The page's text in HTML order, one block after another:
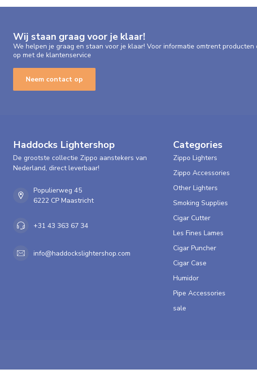
Wij staan graag voor je klaar!
We helpen je graag en staan voor je klaar! Voor informatie omtrent
op met de klantenservice
Neem contact op
Haddocks Lightershop
De grootste collectie Zippo aanstekers van
Nederland, direct leverbaar!
Populierweg 45
6222 CP Maastricht
+31 43 363 67 34
info@haddockslightershop.com
Categories
Zippo Lighters
Zippo Accessories
Other Lighters
Smoking Supplies
Cigar Cutter
Les Fines Lames
Cigar Puncher
Cigar Case
Humidor
Pipe Accessories
sale